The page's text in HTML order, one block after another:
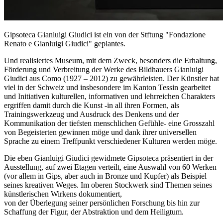
Gipsoteca Gianluigi Giudici ist ein von der Stftung "Fondazione
Renato e Gianluigi Giudici" geplantes.
Und realisiertes Museum, mit dem Zweck, besonders die Erhaltung,
Förderung und Verbreitung der Werke des Bildhauers Gianluigi
Giudici aus Como (1927 – 2012) zu gewährleisten. Der Künstler hat
viel in der Schweiz und insbesondere im Kanton Tessin gearbeitet
und Initiativen kulturellen, informativen und lehrreichen Charakters
ergriffen damit durch die Kunst -in all ihren Formen, als
Trainingswerkzeug und Ausdruck des Denkens und der
Kommunikation der tiefsten menschlichen Gefühle- eine Grosszahl
von Begeisterten gewinnen möge und dank ihrer universellen
Sprache zu einem Treffpunkt verschiedener Kulturen werden möge.
Die eben Gianluigi Giudici gewidmete Gipsoteca präsentiert in der
Ausstellung, auf zwei Etagen verteilt, eine Auswahl von 60 Werken
(vor allem in Gips, aber auch in Bronze und Kupfer) als Beispiel
seines kreativen Weges. Im oberen Stockwerk sind Themen seines
künstlerischen Wirkens dokumentiert,
von der Überlegung seiner persönlichen Forschung bis hin zur
Schaffung der Figur, der Abstraktion und dem Heiligtum.